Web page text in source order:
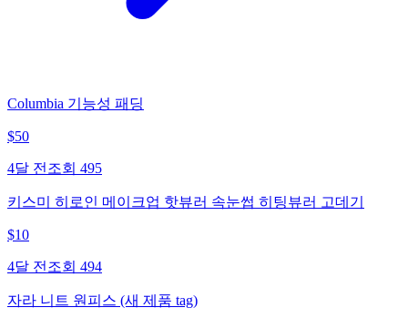
Columbia 기능성 패딩
$50
4달 전 조회 495
키스미 히로인 메이크업 핫뷰러 속눈썹 히팅뷰러 고데기
$10
4달 전 조회 494
자라 니트 원피스 (새 제품 tag)